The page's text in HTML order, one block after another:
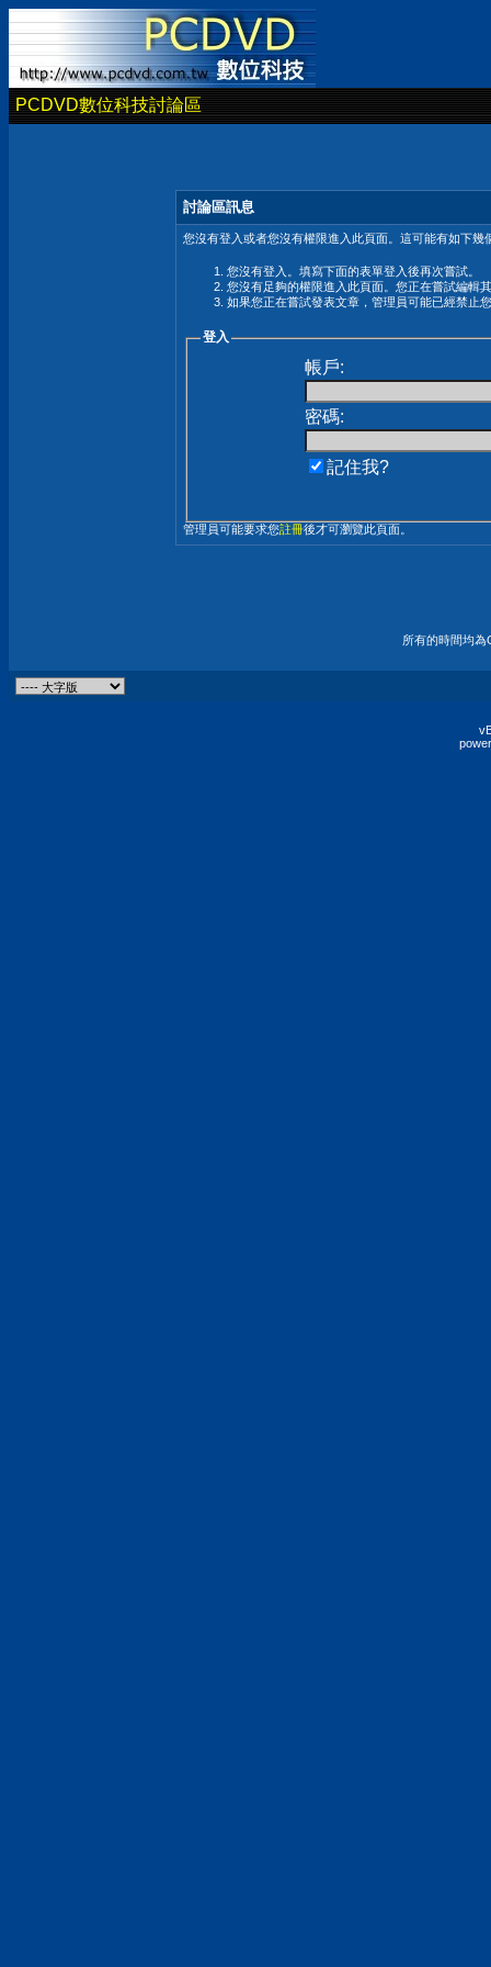
PCDVD數位科技討論區
討論區訊息
您沒有登入或者您沒有權限進入此頁面。這可能有如下幾
您沒有登入。填寫下面的表單登入後再次嘗試。
您沒有足夠的權限進入此頁面。您正在嘗試編輯
如果您正在嘗試發表文章，管理員可能已經禁止
登入
帳戶:
密碼:
記住我?
管理員可能要求您註冊後才可瀏覽此頁面。
所有的時間均為